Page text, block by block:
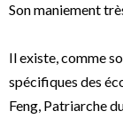
Son maniement
Il existe, comme
spécifiques des
Feng, Patriarche